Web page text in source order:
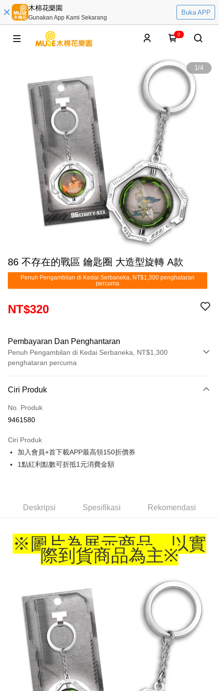
木棉花樂園
Gunakan App Kami Sekarang
Buka APP
0
1/4
86 不存在的戰區 鑰匙圈 大造型旋轉 A款
Penuh Pengambilan di Kedai Serbaneka, NT$1,300 penghataran
percuma
NT$320
Pembayaran Dan Penghantaran
Penuh Pengambilan di Kedai Serbaneka, NT$1,300
penghataran percuma
Kad Kredit (Bayaran Penuh)
Pengambilan di Kedai Serbaneka
Apple Pay
Easy Wallet
全家取貨付款
NT$65/pesanan | Penghantaran percuma untuk pesanan
NT$1,300 atau lebih
NT$65/pesanan | Penghantaran percuma untuk pesanan
NT$1,300 atau lebih
(不開放使用，請勿選取）
NT$9,999/pesanan
7-11取貨付款
NT$65/pesanan | Penghantaran percuma untuk pesanan
NT$1,300 atau lebih
Ciri Produk
No. Produk
9461580
Ciri Produk
加入會員+首下載APP最高領150折價券
1點紅利點數可折抵1元消費金額
Deskripsi Spesifikasi Rekomendasi
※圖片為展示商品，以實
際到貨商品為主※